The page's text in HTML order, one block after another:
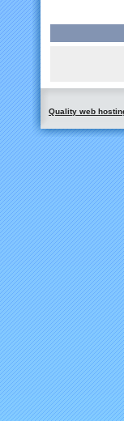
Quality web